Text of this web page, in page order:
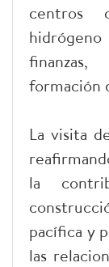
centros
formación
La visita
la
pacífica y
las